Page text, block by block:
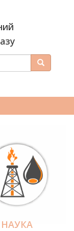
Пошук
НАУКА